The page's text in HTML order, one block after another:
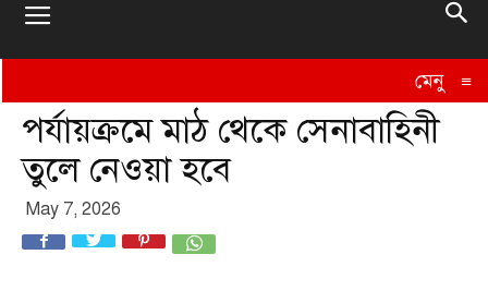
মেনু ≡
পর্যায়ক্রমে মাঠ থেকে সেনাবাহিনী
তুলে নেওয়া হবে
May 7, 2026